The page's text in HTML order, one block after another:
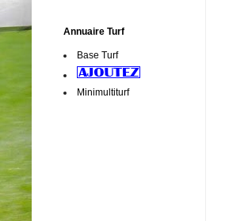
Annuaire Turf
Base Turf
Minimultiturf